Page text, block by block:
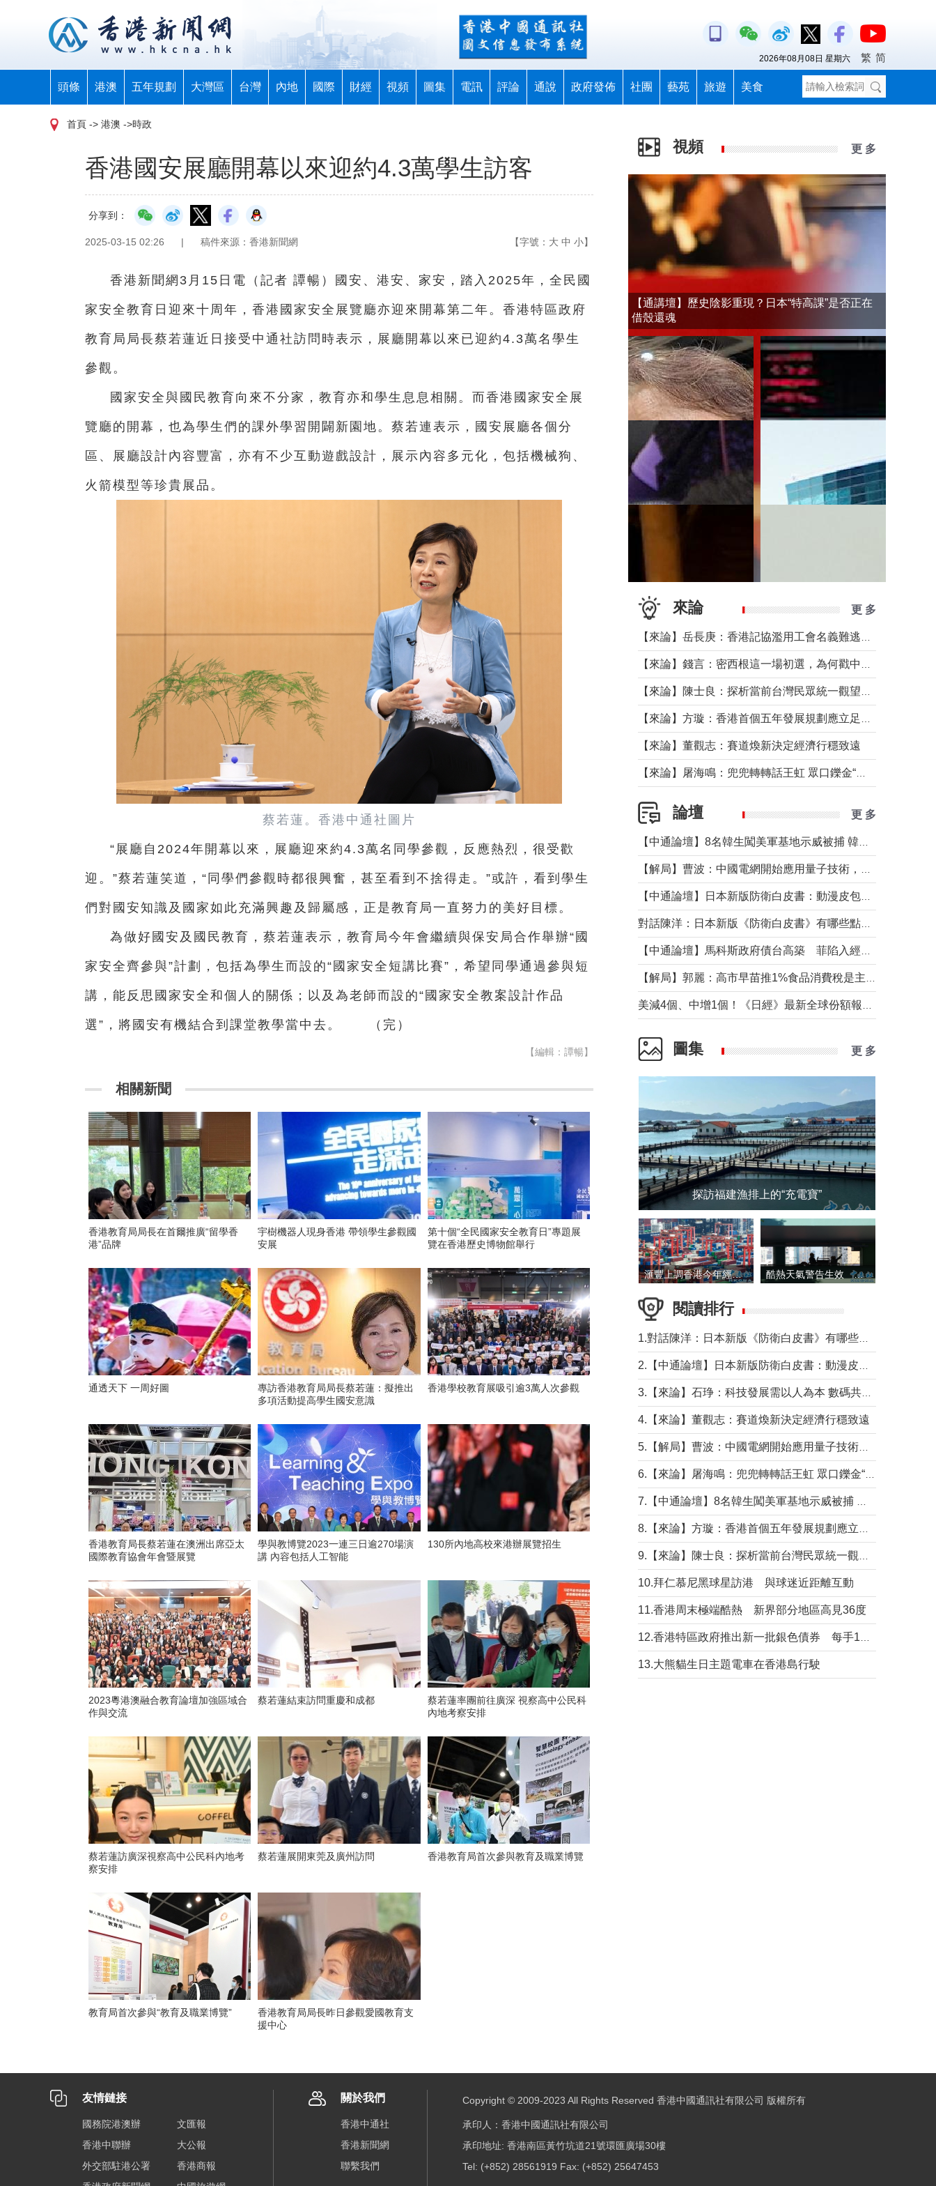
頭條 港澳 五年規劃 大灣區 台灣 內地 國際 財經 視頻 圖集 電訊 評論 通說 政府發佈 社團 藝苑 旅遊 美食
2026年08月08日 星期六 繁 简
首頁 -> 港澳 ->時政
香港國安展廳開幕以來迎約4.3萬學生訪客
分享到：
2025-03-15 02:26 | 稿件來源：香港新聞網 【字號： 大 中 小】
香港新聞網3月15日電（記者 譚暢）國安、港安、家安，踏入2025年，全民國
家安全教育日迎來十周年，香港國家安全展覽廳亦迎來開幕第二年。香港特區政府
教育局局長蔡若蓮近日接受中通社訪問時表示，展廳開幕以來已迎約4.3萬名學生
參觀。
國家安全與國民教育向來不分家，教育亦和學生息息相關。而香港國家安全展
覽廳的開幕，也為學生們的課外學習開闢新園地。蔡若連表示，國安展廳各個分
區、展廳設計內容豐富，亦有不少互動遊戲設計，展示內容多元化，包括機械狗、
火箭模型等珍貴展品。
蔡若蓮。香港中通社圖片
“展廳自2024年開幕以來，展廳迎來約4.3萬名同學參觀，反應熱烈，很受歡
迎。”蔡若蓮笑道，“同學們參觀時都很興奮，甚至看到不捨得走。”或許，看到學生
們對國安知識及國家如此充滿興趣及歸屬感，正是教育局一直努力的美好目標。
為做好國安及國民教育，蔡若蓮表示，教育局今年會繼續與保安局合作舉辦“國
家安全齊參與”計劃，包括為學生而設的“國家安全短講比賽”，希望同學通過參與短
講，能反思國家安全和個人的關係；以及為老師而設的“國家安全教案設計作品
選”，將國安有機結合到課堂教學當中去。 （完）
【編輯：譚暢】
相關新聞
香港教育局局長在首爾推廣“留學香
港”品牌
宇樹機器人現身香港 帶領學生參觀國
安展
第十個“全民國家安全教育日”專題展
覽在香港歷史博物館舉行
通透天下 一周好圖
專訪香港教育局局長蔡若蓮：擬推出
多項活動提高學生國安意識
香港學校教育展吸引逾3萬人次參觀
香港教育局長蔡若蓮在澳洲出席亞太
國際教育協會年會暨展覽
學與教博覽2023一連三日逾270場演
講 內容包括人工智能
130所內地高校來港辦展覽招生
2023粵港澳融合教育論壇加強區域合
作與交流
蔡若蓮結束訪問重慶和成都
蔡若蓮率團前往廣深 視察高中公民科
內地考察安排
蔡若蓮訪廣深視察高中公民科內地考
察安排
蔡若蓮展開東莞及廣州訪問 香港教育局首次參與教育及職業博覽
教育局首次參與“教育及職業博覽”
香港教育局局長昨日參觀愛國教育支
援中心
視頻 更 多
【通講壇】歷史陰影重現？日本“特高課”是否正在
借殼還魂
來論 更 多
【來論】董觀志：賽道煥新決定經濟行穩致遠
論壇 更 多
圖集 更 多
探訪福建漁排上的“充電寶”
滙豐上調香港今年經濟增長預測至4.5% 酷熱天氣警告生效 本港高溫持續至下周
閱讀排行
4.【來論】董觀志：賽道煥新決定經濟行穩致遠
10.拜仁慕尼黑球星訪港 與球迷近距離互動
11.香港周末極端酷熱 新界部分地區高見36度
13.大熊貓生日主題電車在香港島行駛
友情鏈接
國務院港澳辦
文匯報
香港中聯辦
大公報
外交部駐港公署
香港商報
關於我們
香港中通社
香港新聞網
聯繫我們
Copyright © 2009-2023 All Rights Reserved 香港中國通訊社有限公司 版權所有
承印人：香港中國通訊社有限公司
承印地址: 香港南區黃竹坑道21號環匯廣場30樓
Tel: (+852) 28561919 Fax: (+852) 25647453